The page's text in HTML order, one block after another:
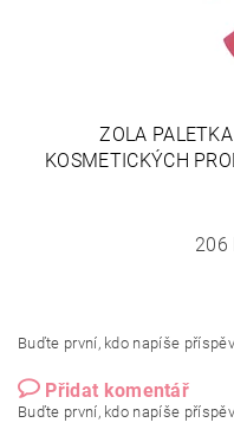
ZOLA
KOSMETICKÝCH
206
Buďte první, kdo napíše
Přidat komentář
Buďte první, kdo napíše